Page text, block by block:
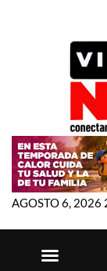
AGOSTO 6, 2026